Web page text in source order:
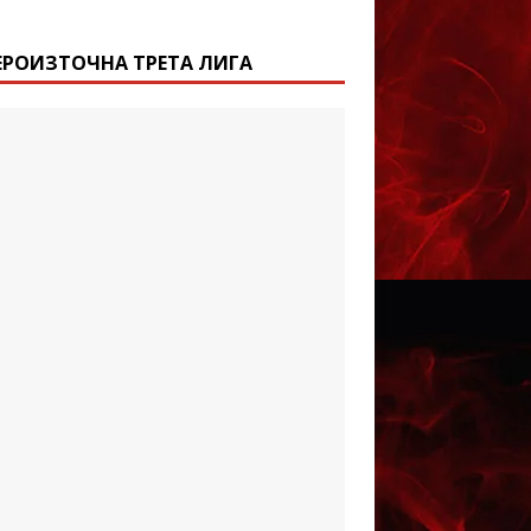
ТРЕТА ЛИГА